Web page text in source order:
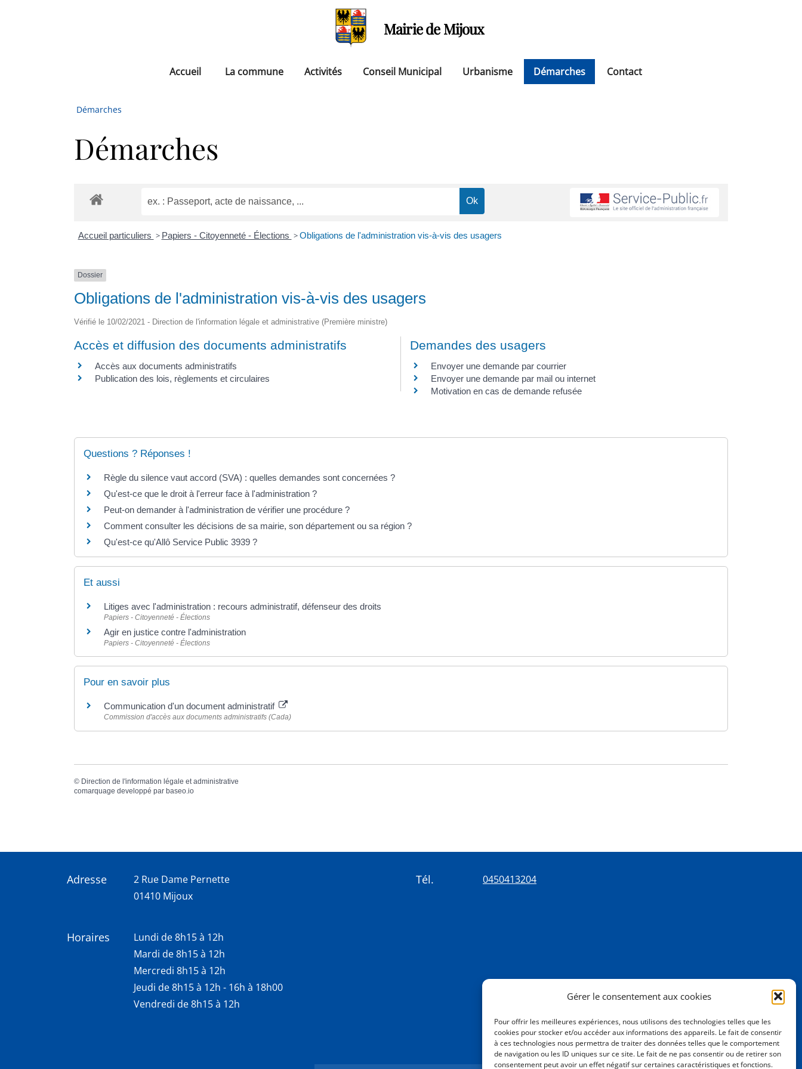
Gérer le consentement aux cookies
Pour offrir les meilleures expériences, nous utilisons des technologies telles que les
cookies pour stocker et/ou accéder aux informations des appareils. Le fait de consentir
à ces technologies nous permettra de traiter des données telles que le comportement
de navigation ou les ID uniques sur ce site. Le fait de ne pas consentir ou de retirer son
consentement peut avoir un effet négatif sur certaines caractéristiques et fonctions.
Mairie de Mijoux
Accueil La commune Activités Conseil Municipal Urbanisme Démarches Contact
Démarches
Démarches
Accueil particuliers > Papiers - Citoyenneté - Élections > Obligations de l'administration vis-à-vis des usagers
Dossier
Obligations de l'administration vis-à-vis des usagers
Vérifié le 10/02/2021 - Direction de l'information légale et administrative (Première ministre)
Accès et diffusion des documents administratifs
Accès aux documents administratifs
Publication des lois, règlements et circulaires
Demandes des usagers
Envoyer une demande par courrier
Envoyer une demande par mail ou internet
Motivation en cas de demande refusée
Questions ? Réponses !
Règle du silence vaut accord (SVA) : quelles demandes sont concernées ?
Qu'est-ce que le droit à l'erreur face à l'administration ?
Peut-on demander à l'administration de vérifier une procédure ?
Comment consulter les décisions de sa mairie, son département ou sa région ?
Qu'est-ce qu'Allô Service Public 3939 ?
Et aussi
Litiges avec l'administration : recours administratif, défenseur des droits
Papiers - Citoyenneté - Élections
Agir en justice contre l'administration
Papiers - Citoyenneté - Élections
Pour en savoir plus
Communication d'un document administratif
Commission d'accès aux documents administratifs (Cada)
© Direction de l'information légale et administrative
comarquage developpé par baseo.io
Adresse
2 Rue Dame Pernette
01410 Mijoux
Horaires
Lundi de 8h15 à 12h
Mardi de 8h15 à 12h
Mercredi 8h15 à 12h
Jeudi de 8h15 à 12h - 16h à 18h00
Vendredi de 8h15 à 12h
Tél. 0450413204